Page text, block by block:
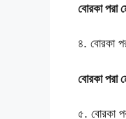
বোরকা পরা
৪. বোরকা
বোরকা পরা
৫. বোরকা